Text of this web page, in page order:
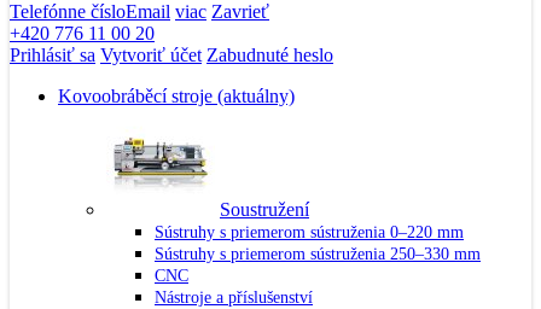
Telefónne čísloEmail viac Zavrieť
+420 776 11 00 20
Prihlásiť sa Vytvoriť účet Zabudnuté heslo
Kovoobráběcí stroje (aktuálny)
Soustružení
Sústruhy s priemerom sústruženia 0–220 mm
Sústruhy s priemerom sústruženia 250–330 mm
CNC
Nástroje a příslušenství